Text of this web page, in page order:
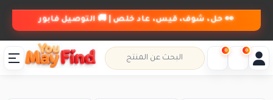
👀 حل، شوف، قيس، عاد خلص | 🚚 التوصيل فابور
0 0